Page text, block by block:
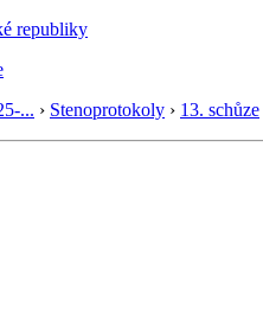
... › Stenoprotokoly › 13. schůze